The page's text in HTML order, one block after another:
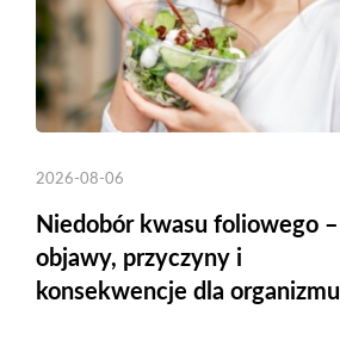
2026-08-06
Niedobór kwasu foliowego –
objawy, przyczyny i
konsekwencje dla organizmu